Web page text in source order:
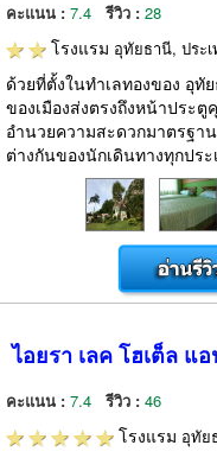
คะแนน : 7.4 รีวิว : 28
โรงแรม อุทัยธานี, ประ
ด้วยที่ตั้งในทำเลทองของ อุ
ของเมืองส่งตรงถึงหน้าประ
อำนวยความสะดวกมาตรฐา
ต่างกันของนักเดินทางทุกปร
ไอยรา เลค โฮเต็ล แ
คะแนน : 7.4 รีวิว : 46
โรงแรม อุทัย